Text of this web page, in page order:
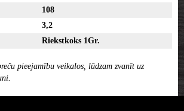
108
3,2
Riekstkoks 1Gr.
pieejamību veikalos, lūdzam zvanīt uz